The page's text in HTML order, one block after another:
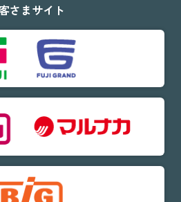
さまサイト